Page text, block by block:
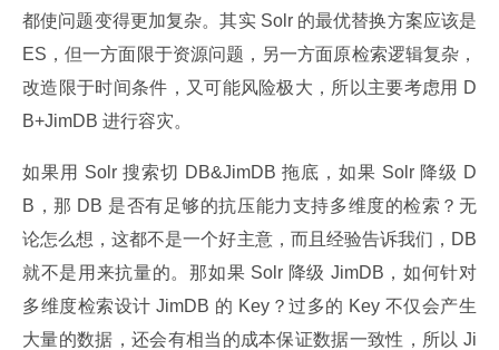
都使问题变得更加复杂。其实 Solr 的最优替换方案应该是
ES，但一方面限于资源问题，另一方面原检索逻辑复杂，
改造限于时间条件，又可能风险极大，所以主要考虑用 D
B+JimDB 进行容灾。
如果用 Solr 搜索切 DB&JimDB 拖底，如果 Solr 降级 D
B，那 DB 是否有足够的抗压能力支持多维度的检索？无
论怎么想，这都不是一个好主意，而且经验告诉我们，DB
就不是用来抗量的。那如果 Solr 降级 JimDB，如何针对
多维度检索设计 JimDB 的 Key？过多的 Key 不仅会产生
大量的数据，还会有相当的成本保证数据一致性，所以 Ji